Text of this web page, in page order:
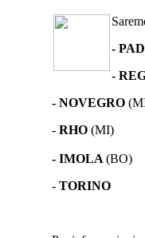
-
-
- NOVEGRO
-RHO (MI)
- IMOLA (BO)
- TORINO